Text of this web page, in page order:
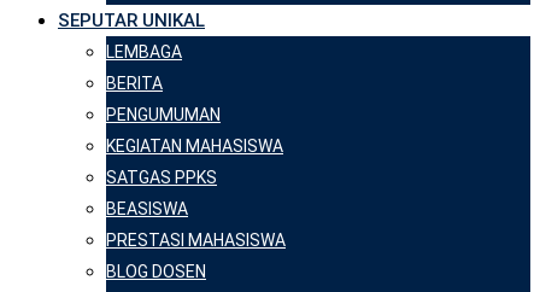
SEPUTAR UNIKAL
LEMBAGA
BERITA
PENGUMUMAN
KEGIATAN MAHASISWA
SATGAS PPKS
BEASISWA
PRESTASI MAHASISWA
BLOG DOSEN